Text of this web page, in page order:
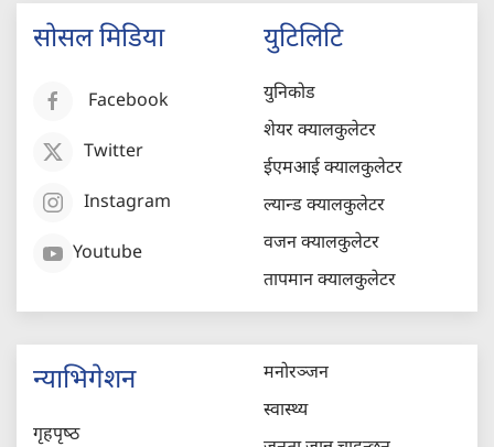
सोसल मिडिया
Facebook
Twitter
Instagram
Youtube
युटिलिटि
युनिकोड
शेयर क्यालकुलेटर
ईएमआई क्यालकुलेटर
ल्यान्ड क्यालकुलेटर
वजन क्यालकुलेटर
तापमान क्यालकुलेटर
न्याभिगेशन
गृहपृष्‍ठ
मनोरञ्जन
स्वास्थ्य